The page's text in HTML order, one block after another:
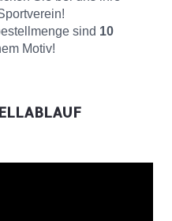
sind 10
Motiv!